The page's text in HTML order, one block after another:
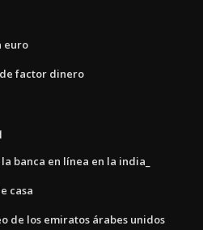
euro
factor dinero
banca en línea en la india_
casa
de los emiratos árabes unidos